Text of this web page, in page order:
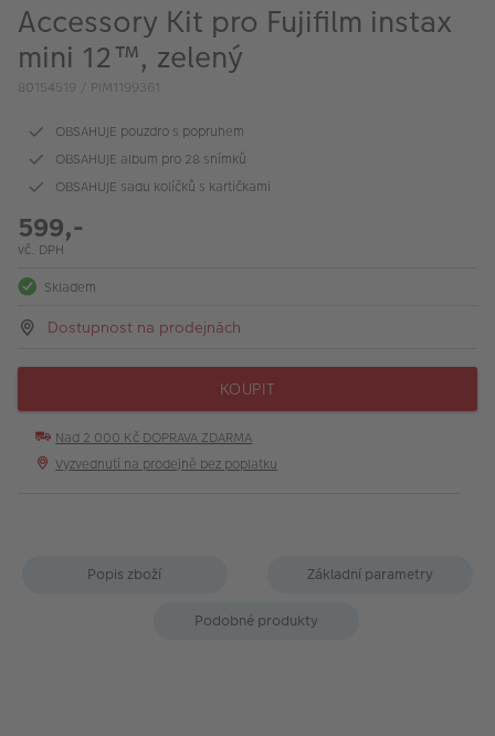
VÝPRODEJ
FOTO BAZAR
Akce a slevy
Accessory Kit pro Fujifilm instax
mini 12™, zelený
80154519 / PIM1199361
OBSAHUJE pouzdro s popruhem
OBSAHUJE album pro 28 snímků
OBSAHUJE sadu kolíčků s kartičkami
599,-
vč. DPH
Skladem
Dostupnost na prodejnách
KOUPIT
Nad 2 000 Kč DOPRAVA ZDARMA
Vyzvednutí na prodejně bez poplatku
Popis zboží Základní parametry
Podobné produkty